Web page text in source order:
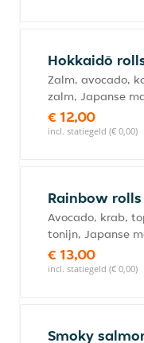
Hokkaidō
Zalm, avocado,
zalm, Japanse
€ 12,00
incl. statiegeld (€ 0,00)
Rainbow rolls
Avocado, krab,
tonijn, Japanse
€ 13,00
incl. statiegeld (€ 0,00)
Smoky